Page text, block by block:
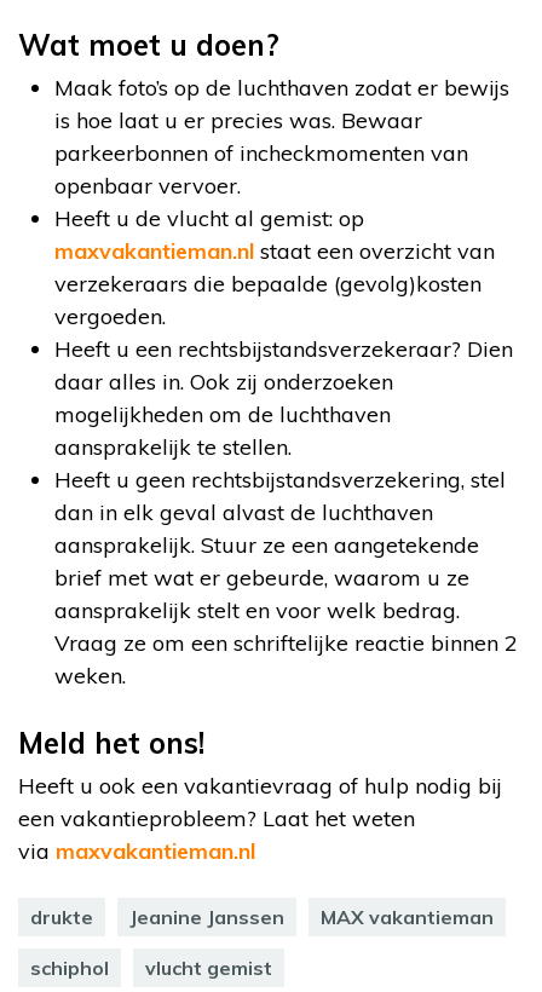
Wat moet u doen?
Maak foto’s op de luchthaven zodat er bewijs
is hoe laat u er precies was. Bewaar
parkeerbonnen of incheckmomenten van
openbaar vervoer.
Heeft u de vlucht al gemist: op
maxvakantieman.nl staat een overzicht van
verzekeraars die bepaalde (gevolg)kosten
vergoeden.
Heeft u een rechtsbijstandsverzekeraar? Dien
daar alles in. Ook zij onderzoeken
mogelijkheden om de luchthaven
aansprakelijk te stellen.
Heeft u geen rechtsbijstandsverzekering, stel
dan in elk geval alvast de luchthaven
aansprakelijk. Stuur ze een aangetekende
brief met wat er gebeurde, waarom u ze
aansprakelijk stelt en voor welk bedrag.
Vraag ze om een schriftelijke reactie binnen 2
weken.
Meld het ons!
Heeft u ook een vakantievraag of hulp nodig bij
een vakantieprobleem? Laat het weten
via maxvakantieman.nl
drukte Jeanine Janssen MAX vakantieman
schiphol vlucht gemist